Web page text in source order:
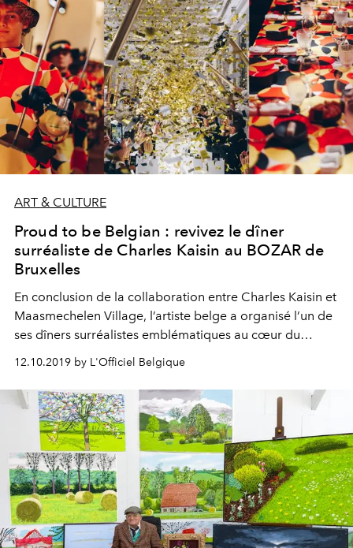
ART & CULTURE
Proud to be Belgian : revivez le dîner
surréaliste de Charles Kaisin au BOZAR de
Bruxelles
En conclusion de la collaboration entre Charles Kaisin et
Maasmechelen Village, l’artiste belge a organisé l’un de
ses dîners surréalistes emblématiques au cœur du
12.10.2019 by L'Officiel Belgique